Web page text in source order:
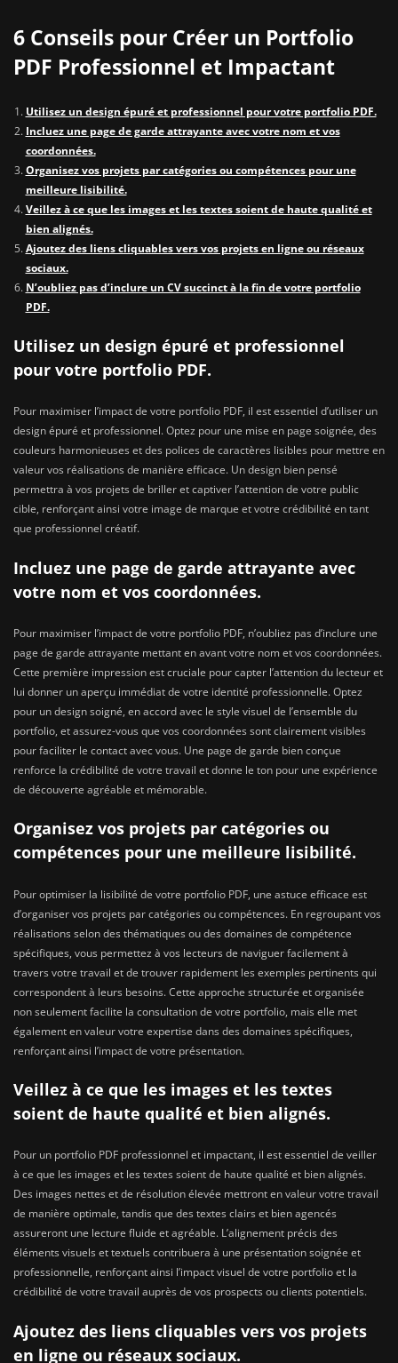
6 Conseils pour Créer un Portfolio
PDF Professionnel et Impactant
Utilisez un design épuré et professionnel pour votre portfolio PDF.
Incluez une page de garde attrayante avec votre nom et vos
coordonnées.
Organisez vos projets par catégories ou compétences pour une
meilleure lisibilité.
Veillez à ce que les images et les textes soient de haute qualité et
bien alignés.
Ajoutez des liens cliquables vers vos projets en ligne ou réseaux
sociaux.
N’oubliez pas d’inclure un CV succinct à la fin de votre portfolio
PDF.
Utilisez un design épuré et professionnel
pour votre portfolio PDF.
Pour maximiser l’impact de votre portfolio PDF, il est essentiel d’utiliser un
design épuré et professionnel. Optez pour une mise en page soignée, des
couleurs harmonieuses et des polices de caractères lisibles pour mettre en
valeur vos réalisations de manière efficace. Un design bien pensé
permettra à vos projets de briller et captiver l’attention de votre public
cible, renforçant ainsi votre image de marque et votre crédibilité en tant
que professionnel créatif.
Incluez une page de garde attrayante avec
votre nom et vos coordonnées.
Pour maximiser l’impact de votre portfolio PDF, n’oubliez pas d’inclure une
page de garde attrayante mettant en avant votre nom et vos coordonnées.
Cette première impression est cruciale pour capter l’attention du lecteur et
lui donner un aperçu immédiat de votre identité professionnelle. Optez
pour un design soigné, en accord avec le style visuel de l’ensemble du
portfolio, et assurez-vous que vos coordonnées sont clairement visibles
pour faciliter le contact avec vous. Une page de garde bien conçue
renforce la crédibilité de votre travail et donne le ton pour une expérience
de découverte agréable et mémorable.
Organisez vos projets par catégories ou
compétences pour une meilleure lisibilité.
Pour optimiser la lisibilité de votre portfolio PDF, une astuce efficace est
d’organiser vos projets par catégories ou compétences. En regroupant vos
réalisations selon des thématiques ou des domaines de compétence
spécifiques, vous permettez à vos lecteurs de naviguer facilement à
travers votre travail et de trouver rapidement les exemples pertinents qui
correspondent à leurs besoins. Cette approche structurée et organisée
non seulement facilite la consultation de votre portfolio, mais elle met
également en valeur votre expertise dans des domaines spécifiques,
renforçant ainsi l’impact de votre présentation.
Veillez à ce que les images et les textes
soient de haute qualité et bien alignés.
Pour un portfolio PDF professionnel et impactant, il est essentiel de veiller
à ce que les images et les textes soient de haute qualité et bien alignés.
Des images nettes et de résolution élevée mettront en valeur votre travail
de manière optimale, tandis que des textes clairs et bien agencés
assureront une lecture fluide et agréable. L’alignement précis des
éléments visuels et textuels contribuera à une présentation soignée et
professionnelle, renforçant ainsi l’impact visuel de votre portfolio et la
crédibilité de votre travail auprès de vos prospects ou clients potentiels.
Ajoutez des liens cliquables vers vos projets
en ligne ou réseaux sociaux.